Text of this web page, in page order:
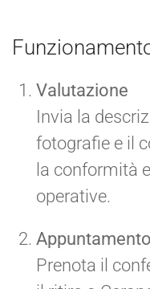
Valutazione
Invia la
fotografie e il
la conformità
operative.
Appuntamento
Prenota il